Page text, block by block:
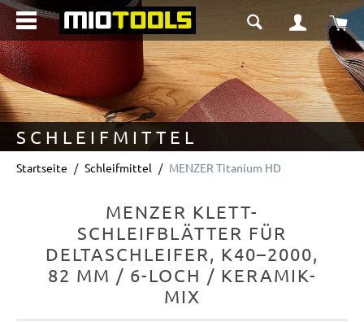
springen
SCHLEIFMITTEL
Startseite Schleifmittel MENZER Titanium HD
MENZER KLETT-
SCHLEIFBLÄTTER FÜR
DELTASCHLEIFER, K40–2000,
82 MM / 6-LOCH / KERAMIK-
MIX